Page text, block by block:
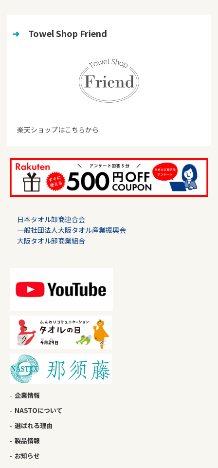
➜ Towel Shop Friend
楽天ショップはこちらから
日本タオル卸商連合会
一般社団法人大阪タオル産業振興会
大阪タオル卸商業組合
企業情報
NASTOについて
選ばれる理由
製品情報
お知らせ